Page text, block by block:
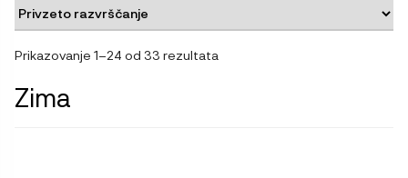
Prikazovanje 1–24 od 33 rezultata
Zima